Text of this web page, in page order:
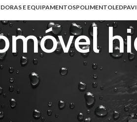
E EQUIPAMENTOSPOLIMENTOLED
com “shampoo automóvel